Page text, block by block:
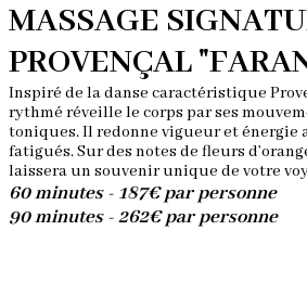
MASSAGE
PROVENÇAL
Inspiré de la danse caractéristique
rythmé réveille le corps par ses
toniques. Il redonne vigueur et énergie
fatigués. Sur des notes de fleurs
laissera un souvenir unique de votre
60 minutes - 187€ par personne
90 minutes - 262€ par personne